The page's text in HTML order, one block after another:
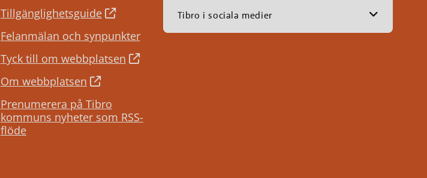
Tillgänglighetsguide
Felanmälan och synpunkter
Tyck till om webbplatsen
Om webbplatsen
Prenumerera på Tibro
kommuns nyheter som RSS-
flöde
Tibro i sociala medier